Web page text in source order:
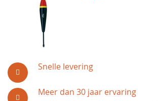
Snelle levering
Meer dan 30 jaar ervaring